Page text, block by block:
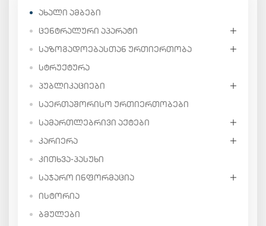
ᲐᲮᲐᲚᲘ ᲐᲛᲑᲔᲑᲘ
ᲪᲔᲜᲢᲠᲐᲚᲣᲠᲘ ᲐᲞᲐᲠᲐᲢᲘ
ᲡᲐᲖᲝᲒᲐᲓᲝᲔᲑᲐᲡᲗᲐᲜ ᲣᲠᲗᲘᲔᲠᲗᲝᲑᲐ
ᲡᲢᲠᲣᲥᲢᲣᲠᲐ
ᲞᲣᲑᲚᲘᲙᲐᲪᲘᲔᲑᲘ
ᲡᲐᲔᲠᲗᲐᲨᲝᲠᲘᲡᲝ ᲣᲠᲗᲘᲔᲠᲗᲝᲑᲔᲑᲘ
ᲡᲐᲛᲐᲠᲗᲚᲔᲑᲠᲘᲕᲘ ᲐᲥᲢᲔᲑᲘ
ᲙᲐᲠᲘᲔᲠᲐ
ᲙᲘᲗᲮᲕᲐ-ᲞᲐᲡᲣᲮᲘ
ᲡᲐᲯᲐᲠᲝ ᲘᲜᲤᲝᲠᲛᲐᲪᲘᲐ
ᲘᲡᲢᲝᲠᲘᲐ
ᲑᲛᲣᲚᲔᲑᲘ